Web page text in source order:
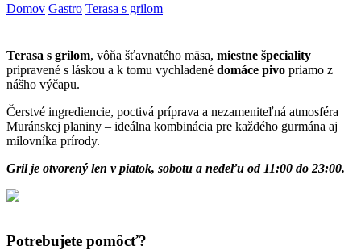
Domov Gastro Terasa s grilom
Terasa s grilom, vôňa šťavnatého mäsa, miestne špeciality
pripravené s láskou a k tomu vychladené domáce pivo priamo z
nášho výčapu.
Čerstvé ingrediencie, poctivá príprava a nezameniteľná atmosféra
Muránskej planiny – ideálna kombinácia pre každého gurmána aj
milovníka prírody.
Gril je otvorený len v piatok, sobotu a nedeľu od 11:00 do 23:00.
Potrebujete pomôcť?